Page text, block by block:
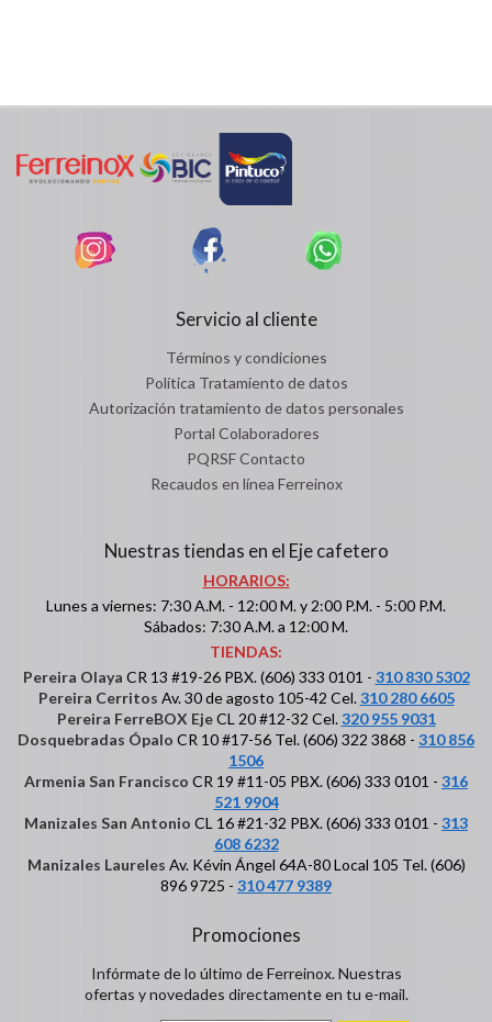
Servicio al cliente
Términos y condiciones
Política Tratamiento de datos
Autorización tratamiento de datos personales
Portal Colaboradores
PQRSF Contacto
Recaudos en línea Ferreinox
Nuestras tiendas en el Eje cafetero
HORARIOS:
Lunes a viernes: 7:30 A.M. - 12:00 M. y 2:00 P.M. - 5:00 P.M.
Sábados: 7:30 A.M. a 12:00 M.
TIENDAS:
Pereira Olaya CR 13 #19-26 PBX. (606) 333 0101 - 310 830 5302
Pereira Cerritos Av. 30 de agosto 105-42 Cel.310 280 6605
Pereira FerreBOX EjeCL 20 #12-32 Cel.320 955 9031
Dosquebradas Ópalo CR 10 #17-56 Tel. (606) 322 3868 - 310 856
1506
Armenia San Francisco CR 19 #11-05 PBX. (606) 333 0101 - 316
521 9904
Manizales San Antonio CL 16 #21-32 PBX. (606) 333 0101 - 313
608 6232
Manizales Laureles Av. Kévin Ángel 64A-80 Local 105 Tel. (606)
896 9725 - 310 477 9389
Promociones
Infórmate de lo último de Ferreinox. Nuestras
ofertas y novedades directamente en tu e-mail.